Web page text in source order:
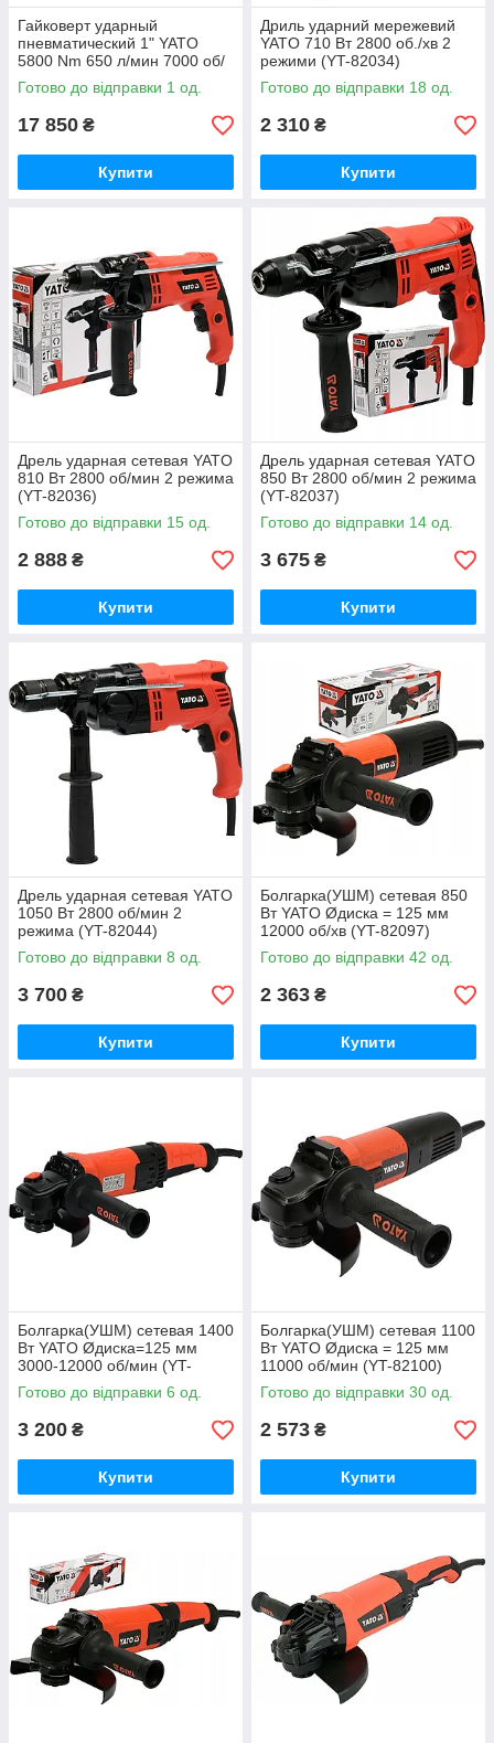
Гайковерт ударный
пневматический 1" YATO
5800 Nm 650 л/мин 7000 об/
мин (YT-09620)
Готово до відправки 1 од.
17 850 ₴
Купити
Дриль ударний мережевий
YATO 710 Вт 2800 об./хв 2
режими (YT-82034)
Готово до відправки 18 од.
2 310 ₴
Купити
Дрель ударная сетевая YATO
810 Вт 2800 об/мин 2 режима
(YT-82036)
Готово до відправки 15 од.
2 888 ₴
Купити
Дрель ударная сетевая YATO
850 Вт 2800 об/мин 2 режима
(YT-82037)
Готово до відправки 14 од.
3 675 ₴
Купити
Дрель ударная сетевая YATO
1050 Вт 2800 об/мин 2
режима (YT-82044)
Готово до відправки 8 од.
3 700 ₴
Купити
Болгарка(УШМ) сетевая 850
Вт YATO Øдиска = 125 мм
12000 об/хв (YT-82097)
Готово до відправки 42 од.
2 363 ₴
Купити
Болгарка(УШМ) сетевая 1400
Вт YATO Øдиска=125 мм
3000-12000 об/мин (YT-
82099)
Готово до відправки 6 од.
3 200 ₴
Купити
Болгарка(УШМ) сетевая 1100
Вт YATO Øдиска = 125 мм
11000 об/мин (YT-82100)
Готово до відправки 30 од.
2 573 ₴
Купити